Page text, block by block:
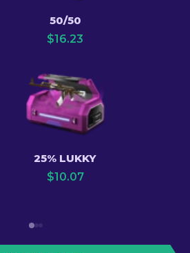
50/50
$16.23
25% LUKKY
$10.07